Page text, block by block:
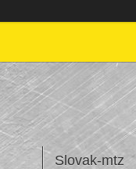
Slovak-mtz